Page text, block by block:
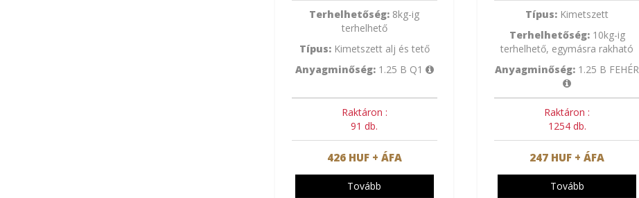
Terhelhetőség: 8kg-ig
terhelhető
Típus:Kimetszett alj és tető
Anyagminőség:1.25 B Q1
Raktáron :
91 db.
426 HUF + ÁFA
Tovább
Típus: Kimetszett
Terhelhetőség:10kg-ig
terhelhető, egymásra rakható
Anyagminőség: 1.25 B FEHÉR
Raktáron :
1254 db.
247 HUF + ÁFA
Tovább